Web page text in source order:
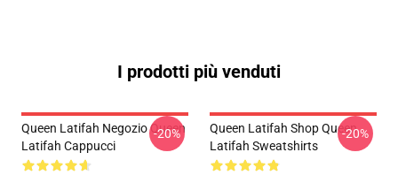
I prodotti più venduti
Queen Latifah Negozio Queen
Latifah Cappucci
-20%
Queen Latifah Shop Queen
Latifah Sweatshirts
-20%